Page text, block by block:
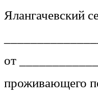
Ялангачевский
от
проживающего